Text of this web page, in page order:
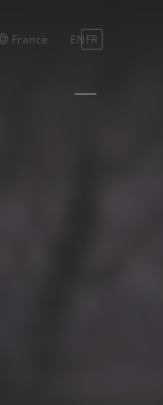
France ENFR